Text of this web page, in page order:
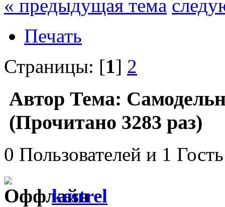
« предыдущая тема
Печать
Страницы: [1] 2
Автор Тема:
(Прочитано 3283 раз)
0 Пользователей и 1
kestrel